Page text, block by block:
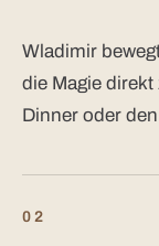
Wladimir
die Magie
Dinner oder
02